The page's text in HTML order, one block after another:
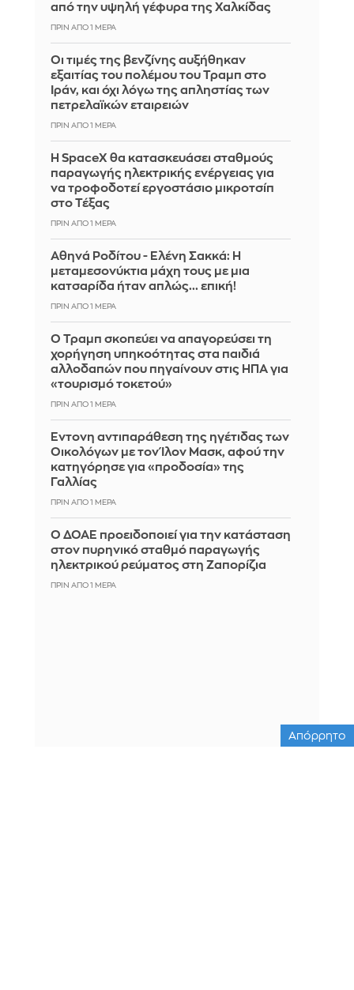
από την υψηλή γέφυρα της Χαλκίδας
ΠΡΙΝ ΑΠΌ 1 ΜΈΡΑ
Οι τιμές της βενζίνης αυξήθηκαν
εξαιτίας του πολέμου του Τραμπ στο
Ιράν, και όχι λόγω της απληστίας των
πετρελαϊκών εταιρειών
ΠΡΙΝ ΑΠΌ 1 ΜΈΡΑ
Η SpaceX θα κατασκευάσει σταθμούς
παραγωγής ηλεκτρικής ενέργειας για
να τροφοδοτεί εργοστάσιο μικροτσίπ
στο Τέξας
ΠΡΙΝ ΑΠΌ 1 ΜΈΡΑ
Αθηνά Ροδίτου - Ελένη Σακκά: Η
μεταμεσονύκτια μάχη τους με μια
κατσαρίδα ήταν απλώς... επική!
ΠΡΙΝ ΑΠΌ 1 ΜΈΡΑ
Ο Τραμπ σκοπεύει να απαγορεύσει τη
χορήγηση υπηκοότητας στα παιδιά
αλλοδαπών που πηγαίνουν στις ΗΠΑ για
«τουρισμό τοκετού»
ΠΡΙΝ ΑΠΌ 1 ΜΈΡΑ
Έντονη αντιπαράθεση της ηγέτιδας των
Οικολόγων με τον Ίλον Μασκ, αφού την
κατηγόρησε για «προδοσία» της
Γαλλίας
ΠΡΙΝ ΑΠΌ 1 ΜΈΡΑ
Ο ΔΟΑΕ προειδοποιεί για την κατάσταση
στον πυρηνικό σταθμό παραγωγής
ηλεκτρικού ρεύματος στη Ζαπορίζια
ΠΡΙΝ ΑΠΌ 1 ΜΈΡΑ
Απόρρητο